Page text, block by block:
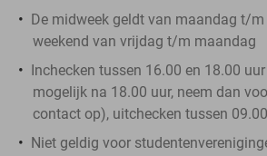
De midweek geldt van maandag t/
weekend van vrijdag t/m maandag
Inchecken tussen 16.00 en 18.00
mogelijk na 18.00 uur, neem dan
contact op), uitchecken tussen
Niet geldig voor